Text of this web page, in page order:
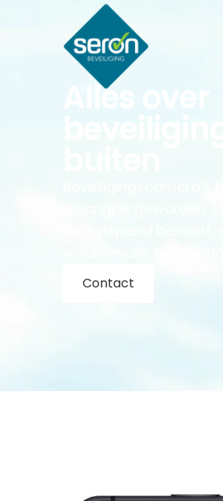
Alles over
belangrijk geworden.
bedrijfspand beheert,
Contact